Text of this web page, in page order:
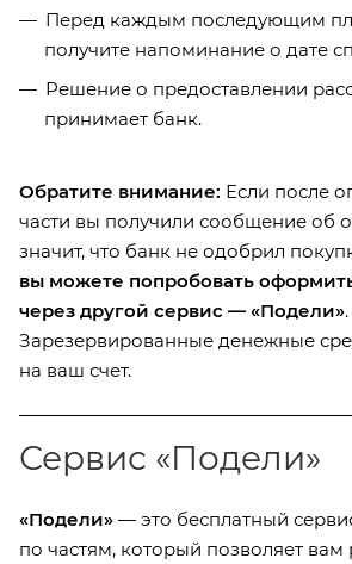
Перед каждым последующим
получите напоминание о дате
Решение о предоставлении
принимает банк.
Обратите внимание: Если после
части вы получили сообщение об
значит, что банк не одобрил
вы можете попробовать
через другой сервис — «Подели».
Зарезервированные денежные
на ваш счет.
Сервис «Подели»
«Подели» — это бесплатный
по частям, который позволяет вам